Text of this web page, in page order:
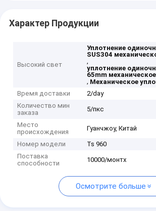
Характер Продукции
Высокий свет
Уплотнение
SUS304
,
уплотнение
65mm механическое
, Механическое
Время доставки
2/day
Количество мин
заказа
5/пкс
Место
происхождения
Гуанчжоу, Китай
Номер модели
Ts 960
Поставка
способности
10000/монтх
Осмотрите больше